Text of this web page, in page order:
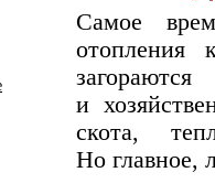
Самое
отопления
и
скота,
Но главное,